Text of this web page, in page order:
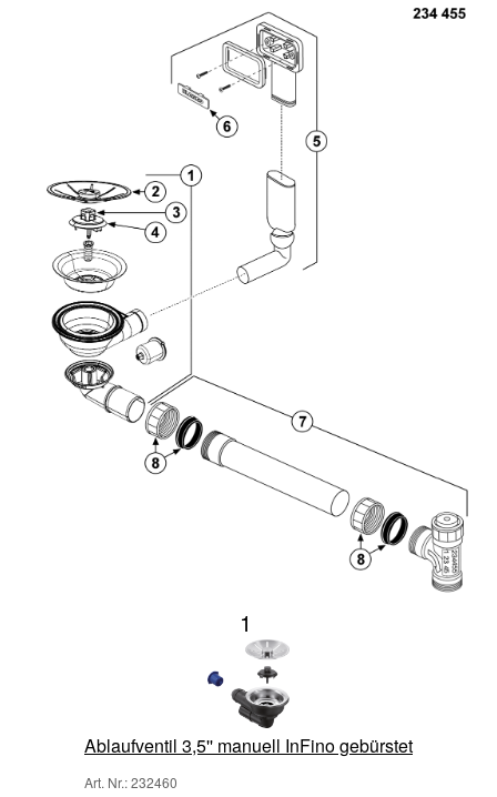
1
Ablaufventil 3,5'' manuell InFino gebürstet
Art. Nr.: 232460